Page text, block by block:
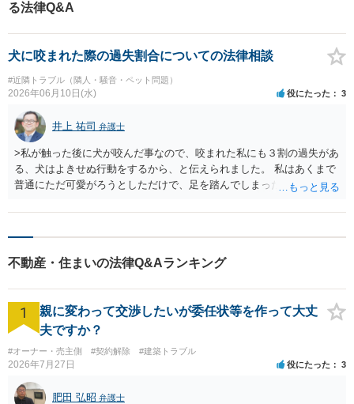
る法律Q&A
犬に咬まれた際の過失割合についての法律相談
#近隣トラブル（隣人・騒音・ペット問題）
2026年06月10日(水) 役にたった 3
井上 祐司 弁護士
>私が触った後に犬が咬んだ事なので、咬まれた私にも３割の過失があ
る、犬はよきせぬ行動をするから、と伝えられました。 私はあくまで
普通にただ可愛がろうとしただけで、足を踏んでしまったとか、から
ると怒るというのも知らされていませんでした。 ペットによる咬傷
た損害についてある程度の過失相殺はやむを得ません。 本件では、
２割程度にとどめてもよいように思います。 納得がいかないようで
したらお近くで法律相談を受けられた方が良いでしょう。
不動産・住まいの法律Q&Aランキング
1
親に変わって交渉したいが委任状等を作って大丈
夫ですか？
#オーナー・売主側 #契約解除 #建築トラブル
2026年7月27日 役にたった 3
肥田 弘昭 弁護士